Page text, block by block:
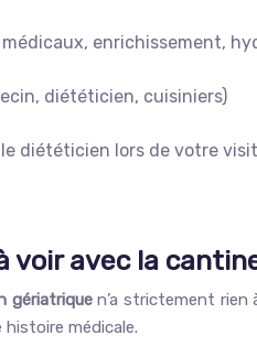
enrichissement,
diététicien, cuisiniers)
diététicien lors de votre
voir avec la
gériatriquen’a strictement rien
médicale.